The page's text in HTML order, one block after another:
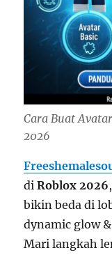
Cara Buat
2026
diRoblox 2026
bikin beda di
dynamic glow
Mari langkah